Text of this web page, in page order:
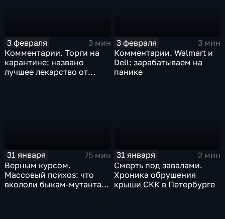
3 февраля
3 мин
Комментарии. Торги на
карантине: названо
лучшее лекарство от
3 февраля
3 мин
Комментарии. Walmart и
Dell: зарабатываем на
панике
31 января
75 мин
Верным курсом.
Массовый психоз: что
вкололи быкам-мутантам,
31 января
2 мин
Смерть под завалами.
Хроника обрушения
крыши СКК в Петербурге